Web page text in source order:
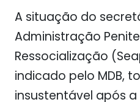
A situação do
Administração
Ressocialização
indicado pelo MDB,
insustentável após